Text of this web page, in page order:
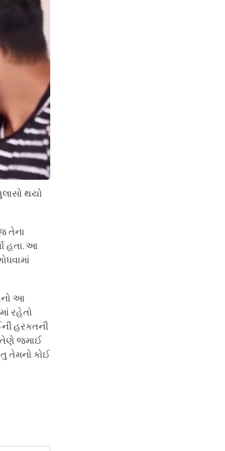
થયો
તેના
હતા. આ
આ
રહેતો
હરકતની
તેણે જમાઈ
તેમનો કોઈ